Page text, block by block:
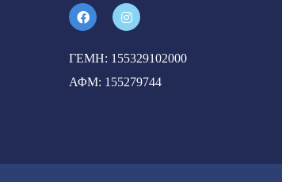
ΓΕΜΗ: 155329102000
ΑΦΜ: 155279744